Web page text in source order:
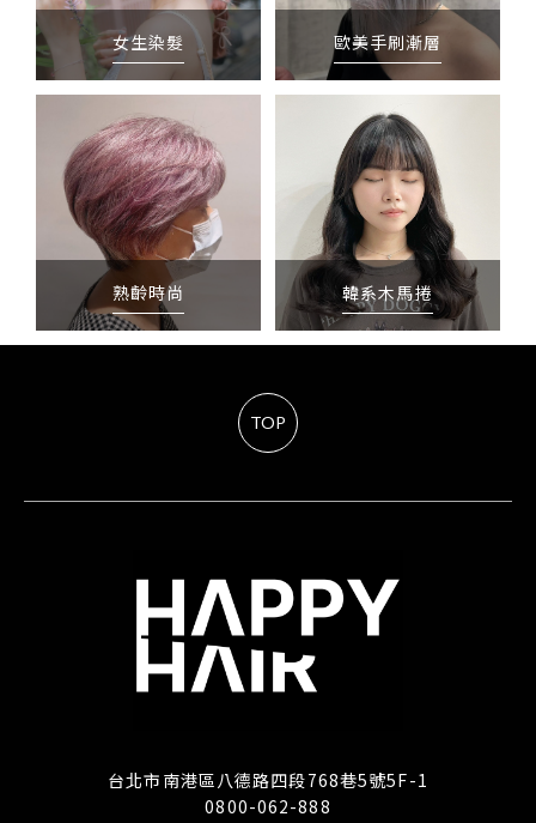
女生染髮 歐美手刷漸層
熟齡時尚 韓系木馬捲
TOP
台北市南港區八德路四段768巷5號5F-1
0800-062-888